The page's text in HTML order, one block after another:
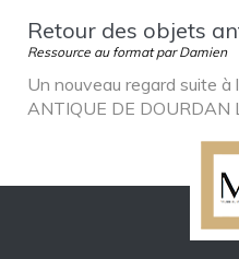
Retour des objets
Ressource au format par Damien
Un nouveau regard suite
ANTIQUE DE DOURDAN